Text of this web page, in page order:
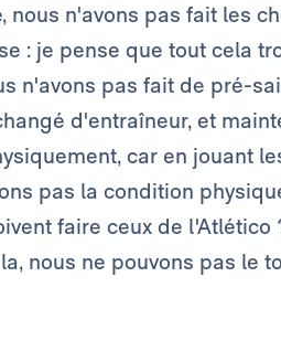
nous n'avons pas fait les
: je pense que tout cela
n'avons pas fait de pré-
d'entraîneur, et
car en jouant
pas la condition
faire ceux de
nous ne pouvons pas le